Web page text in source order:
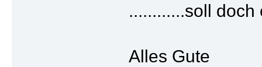
............soll
Alles Gute